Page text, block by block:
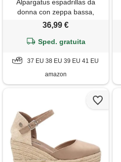
Alpargatus espadrillas da
donna con zeppa bassa,
valenciana, 1 corda, bianco,
37 eu
36,99 €
Sped. gratuita
37 EU 38 EU 39 EU 41 EU
amazon